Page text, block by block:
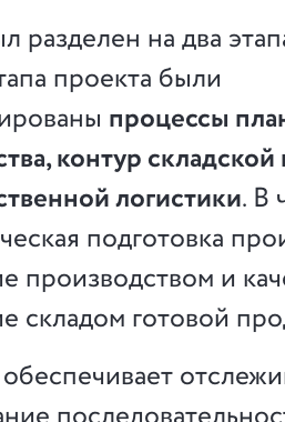
разделен на два
проекта были
процессы
контур складской
логистики. В
подготовка
производством и
складом готовой